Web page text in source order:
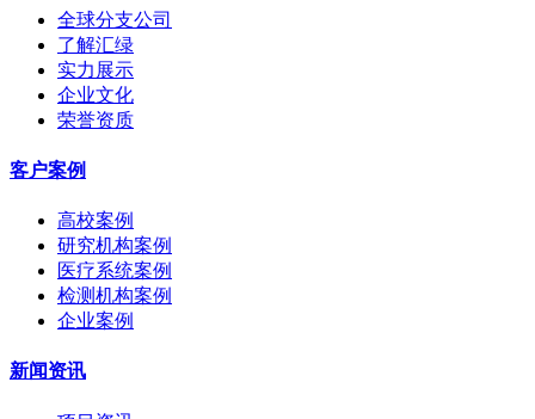
全球分支公司
了解汇绿
实力展示
企业文化
荣誉资质
客户案例
高校案例
研究机构案例
医疗系统案例
检测机构案例
企业案例
新闻资讯